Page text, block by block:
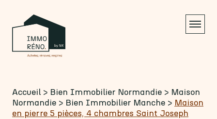
Accueil> Bien Immobilier Normandie > Maison
Normandie > Bien Immobilier Manche > Maison
en pierre 5 pièces, 4 chambres Saint Joseph